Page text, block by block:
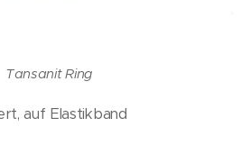
Tansanit Ring
auf Elastikband